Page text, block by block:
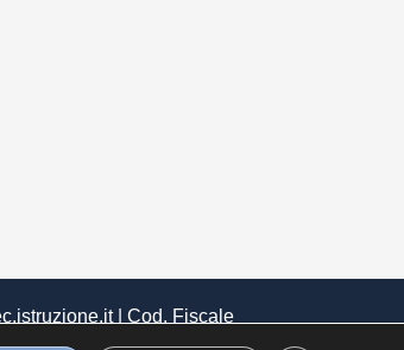
| Cod. Fiscale
| Mappa del sito web|